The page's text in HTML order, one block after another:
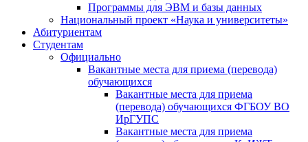
Программы для ЭВМ и базы данных
Национальный проект «Наука и университеты»
Абитуриентам
Студентам
Официально
Вакантные места для приема (перевода)
обучающихся
Вакантные места для приема
(перевода) обучающихся ФГБОУ ВО
ИрГУПС
Вакантные места для приема